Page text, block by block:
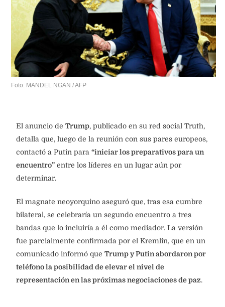
Foto: MANDEL NGAN / AFP
El anuncio de Trump, publicado en su red social Truth,
detalla que, luego de la reunión con sus pares europeos,
contactó a Putin para “iniciar los preparativos para un
encuentro” entre los líderes en un lugar aún por
determinar.
El magnate neoyorquino aseguró que, tras esa cumbre
bilateral, se celebraría un segundo encuentro a tres
bandas que lo incluiría a él como mediador. La versión
fue parcialmente confirmada por el Kremlin, que en un
comunicado informó que Trump y Putin abordaron por
teléfono la posibilidad de elevar el nivel de
representación en las próximas negociaciones de paz.